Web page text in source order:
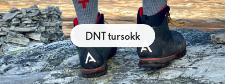
DNT tursokk